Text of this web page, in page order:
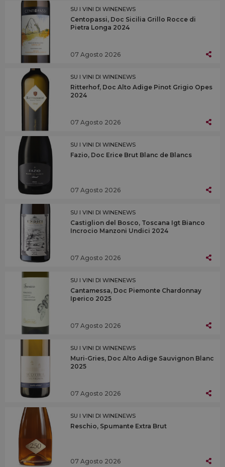
SU I VINI DI WINENEWS
Centopassi, Doc Sicilia Grillo Rocce di
Pietra Longa 2024
07 Agosto 2026
SU I VINI DI WINENEWS
Ritterhof, Doc Alto Adige Pinot Grigio Opes
2024
07 Agosto 2026
SU I VINI DI WINENEWS
Fazio, Doc Erice Brut Blanc de Blancs
07 Agosto 2026
SU I VINI DI WINENEWS
Castiglion del Bosco, Toscana Igt Bianco
Incrocio Manzoni Undici 2024
07 Agosto 2026
SU I VINI DI WINENEWS
Cantamessa, Doc Piemonte Chardonnay
Iperico 2025
07 Agosto 2026
SU I VINI DI WINENEWS
Muri-Gries, Doc Alto Adige Sauvignon Blanc
2025
07 Agosto 2026
SU I VINI DI WINENEWS
Reschio, Spumante Extra Brut
07 Agosto 2026